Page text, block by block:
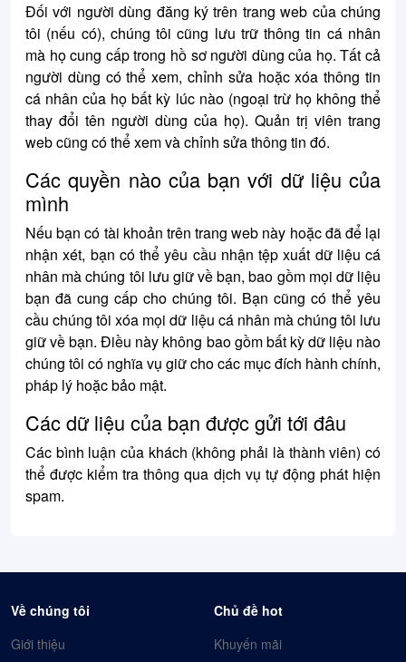
Đối với người dùng đăng ký trên trang web của chúng
tôi (nếu có), chúng tôi cũng lưu trữ thông tin cá nhân
mà họ cung cấp trong hồ sơ người dùng của họ. Tất cả
người dùng có thể xem, chỉnh sửa hoặc xóa thông tin
cá nhân của họ bất kỳ lúc nào (ngoại trừ họ không thể
thay đổi tên người dùng của họ). Quản trị viên trang
web cũng có thể xem và chỉnh sửa thông tin đó.
Các quyền nào của bạn với dữ liệu của
mình
Nếu bạn có tài khoản trên trang web này hoặc đã để lại
nhận xét, bạn có thể yêu cầu nhận tệp xuất dữ liệu cá
nhân mà chúng tôi lưu giữ về bạn, bao gồm mọi dữ liệu
bạn đã cung cấp cho chúng tôi. Bạn cũng có thể yêu
cầu chúng tôi xóa mọi dữ liệu cá nhân mà chúng tôi lưu
giữ về bạn. Điều này không bao gồm bất kỳ dữ liệu nào
chúng tôi có nghĩa vụ giữ cho các mục đích hành chính,
pháp lý hoặc bảo mật.
Các dữ liệu của bạn được gửi tới đâu
Các bình luận của khách (không phải là thành viên) có
thể được kiểm tra thông qua dịch vụ tự động phát hiện
spam.
Về chúng tôi
Giới thiệu
Chủ đề hot
Khuyến mãi